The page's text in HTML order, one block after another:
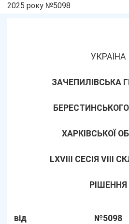
2025 року №5098
УКРАЇНА
ЗАЧЕПИЛІВСЬКА
ХАРКІВСЬКОЇ
LХVІІІ СЕСІЯ VIII
РІШЕННЯ
від
№5098